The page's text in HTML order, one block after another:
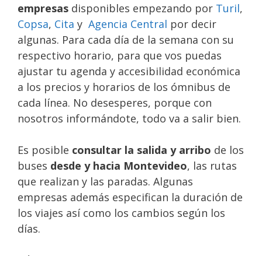
empresas disponibles empezando por Turil,
Copsa, Cita y Agencia Central por decir
algunas. Para cada día de la semana con su
respectivo horario, para que vos puedas
ajustar tu agenda y accesibilidad económica
a los precios y horarios de los ómnibus de
cada línea. No desesperes, porque con
nosotros informándote, todo va a salir bien.
Es posible consultar la salida y arribo de los
buses desde y hacia Montevideo, las rutas
que realizan y las paradas. Algunas
empresas además especifican la duración de
los viajes así como los cambios según los
días.